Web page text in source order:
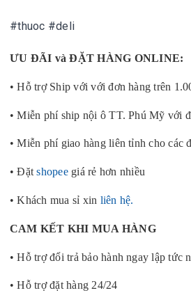
#thuoc #deli
ƯU ĐÃI và ĐẶT HÀNG ONLINE:
• Hỗ trợ Ship với với đơn hàng trên
• Miễn phí ship nội ô TT. Phú Mỹ với
• Miễn phí giao hàng liên tỉnh cho các
• Đặtshopeegiá rẻ hơn nhiều
• Khách mua sỉ xin liên hệ.
CAM KẾT KHI MUA HÀNG
• Hỗ trợ đổi trả bảo hành ngay lập tức
• Hỗ trợ đặt hàng 24/24